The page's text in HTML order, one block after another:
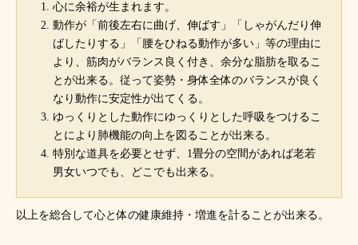
心に余裕が生まれます。
動作が「前後左右に曲げ、伸ばす」「しゃがんだり伸
ばしたりする」「腰をひねる動作が多い」等の理由に
より、筋肉がバランス良く付き、余分な脂肪を取るこ
とが出来る。従って姿勢・身体全体のバランスが良く
なり動作に安定性が出てくる。
ゆっくりとした動作にゆっくりとした呼吸をつけるこ
とにより肺機能の向上を図ることが出来る。
特別な道具を必要とせず、1畳分の空間があれば老若
男女いつでも、どこでも出来る。
以上を総合して心と体の健康維持・増進を計ることが出来る。